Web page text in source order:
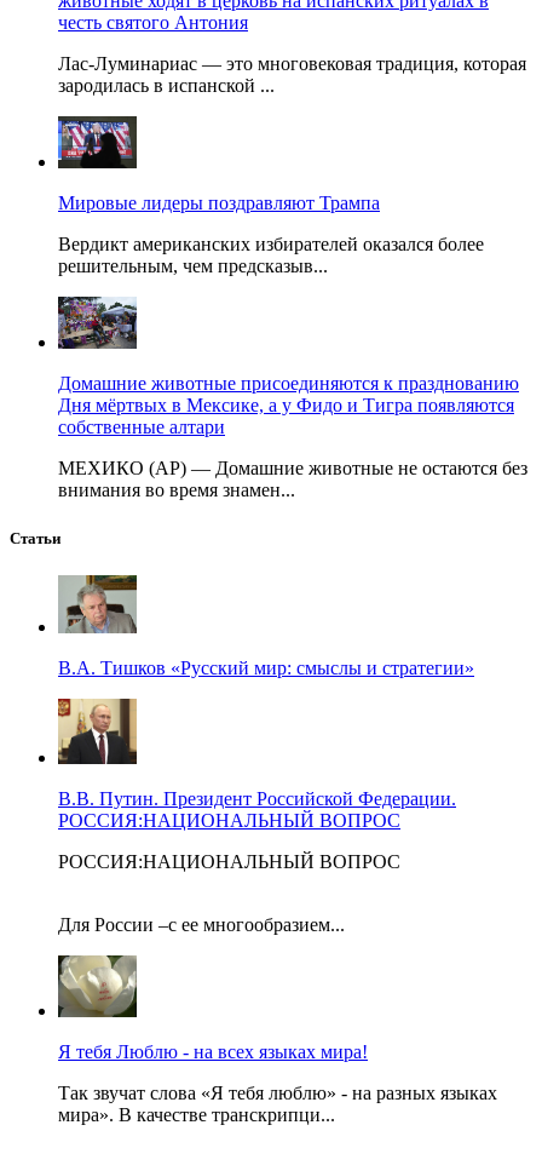
честь святого Антония
Лас-Луминариас — это многовековая традиция, которая
зародилась в испанской ...
Мировые лидеры поздравляют Трампа
Вердикт американских избирателей оказался более
решительным, чем предсказыв...
Домашние животные присоединяются к празднованию
Дня мёртвых в Мексике, а у Фидо и Тигра появляются
собственные алтари
МЕХИКО (AP) — Домашние животные не остаются без
внимания во время знамен...
Статьи
В.А. Тишков «Русский мир: смыслы и стратегии»
В.В. Путин. Президент Российской Федерации.
РОССИЯ:НАЦИОНАЛЬНЫЙ ВОПРОС
РОССИЯ:НАЦИОНАЛЬНЫЙ ВОПРОС
Для России –с ее многообразием...
Я тебя Люблю - на всех языках мира!
Так звучат слова «Я тебя люблю» - на разных языках
мира». В качестве транскрипци...